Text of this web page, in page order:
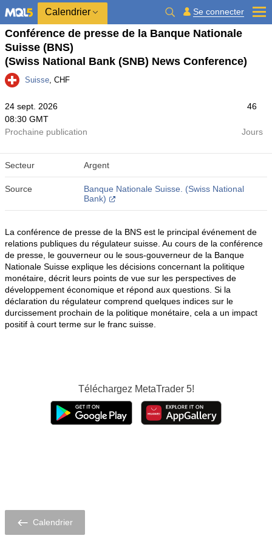
Calendrier Se connecter
Conférence de presse de la Banque Nationale
Suisse (BNS)
(Swiss National Bank (SNB) News Conference)
Suisse, CHF
24 sept. 2026
08:30 GMT
46
Prochaine publication Jours
Secteur Argent
Source
Banque Nationale Suisse. (Swiss National
Bank)
La conférence de presse de la BNS est le principal événement de
relations publiques du régulateur suisse. Au cours de la conférence
de presse, le gouverneur ou le sous-gouverneur de la Banque
Nationale Suisse explique les décisions concernant la politique
monétaire, décrit leurs points de vue sur les perspectives de
développement économique et répond aux questions. Si la
déclaration du régulateur comprend quelques indices sur le
durcissement prochain de la politique monétaire, cela a un impact
positif à court terme sur le franc suisse.
Calendrier
Téléchargez MetaTrader 5!